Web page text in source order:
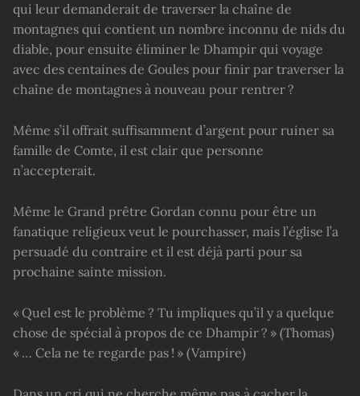
qui leur demanderait de traverser la chaîne de
montagnes qui contient un nombre inconnu de nids du
diable, pour ensuite éliminer le Dhampir qui voyage
avec des centaines de Goules pour finir par traverser la
chaîne de montagnes à nouveau pour rentrer ?
Même s’il offrait suffisamment d’argent pour ruiner sa
famille de Comte, il est clair que personne
n’accepterait.
Même le Grand prêtre Gordan connu pour être un
fanatique religieux veut le pourchasser, mais l’église l’a
persuadé du contraire et il est déjà parti pour sa
prochaine sainte mission.
« Quel est le problème ? Tu impliques qu’il y a quelque
chose de spécial à propos de ce Dhampir ? » (Thomas)
« … Cela ne te regarde pas ! » (Vampire)